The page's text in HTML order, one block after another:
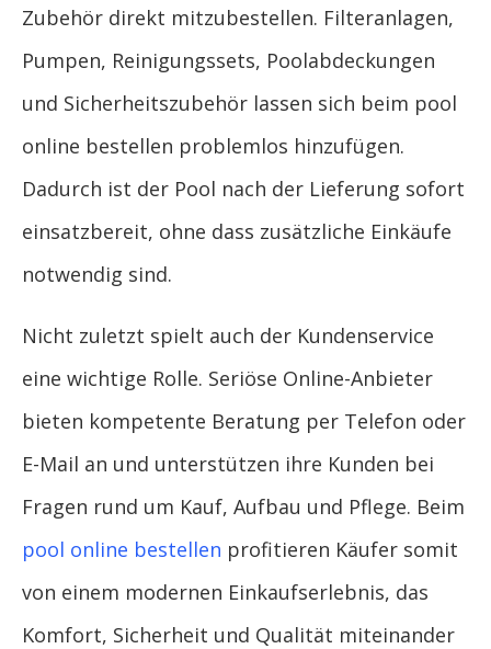
Zubehör direkt mitzubestellen. Filteranlagen,
Pumpen, Reinigungssets, Poolabdeckungen
und Sicherheitszubehör lassen sich beim pool
online bestellen problemlos hinzufügen.
Dadurch ist der Pool nach der Lieferung sofort
einsatzbereit, ohne dass zusätzliche Einkäufe
notwendig sind.
Nicht zuletzt spielt auch der Kundenservice
eine wichtige Rolle. Seriöse Online-Anbieter
bieten kompetente Beratung per Telefon oder
E-Mail an und unterstützen ihre Kunden bei
Fragen rund um Kauf, Aufbau und Pflege. Beim
pool online bestellen profitieren Käufer somit
von einem modernen Einkaufserlebnis, das
Komfort, Sicherheit und Qualität miteinander